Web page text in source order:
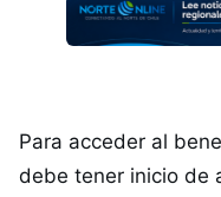
Para acceder al
debe tener inicio de